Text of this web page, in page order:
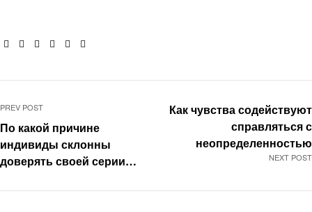
Facebook
TwitterLinkedinGoogle+Pinterest
PREV POST
По какой причине
индивиды склонны
доверять своей серии
NEXT POST
Как чувства содействуют
справляться с
неопределенностью